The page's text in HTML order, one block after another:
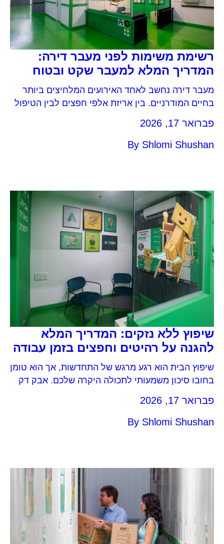
רשימת משימות לפני מעבר דירה:
המדריך המלא למעבר שקט ובטוח
מעבר דירה נחשב לאחד האירועים המלחיצים ביותר
בחיים המודרניים. בין אריזת אלפי חפצים לבין הטיפול
קריטיים שעלולים לעלות בזמן ובכסף. כדי להבטיח
שהמעבר שלכם יעבור בצורה חלקה, ריכזנו עבורכם את
פברואר 17, 2026
By Shlomi Shushan
שיפוץ ללא נזקים: המדריך המלא
להגנה על רהיטים וחפצים בזמן עבודה
שיפוץ הבית הוא רגע מרגש של התחדשות, אך הוא טומן
בחובו סיכון משמעותי לתכולה היקרה שלכם. אבק דק
מציוד כבד הם רק חלק מהסכנות. אם אתם שואלים את
עצמכם “איך לשמור על הרהיטים והחפצים שלא
פברואר 17, 2026
By Shlomi Shushan